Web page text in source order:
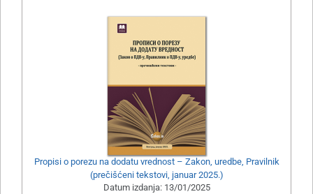
Propisi o porezu na dodatu vrednost – Zakon, uredbe, Pravilnik
(prečišćeni tekstovi, januar 2025.)
Datum izdanja: 13/01/2025